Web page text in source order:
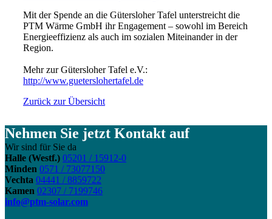
Mit der Spende an die Gütersloher Tafel unterstreicht die
PTM Wärme GmbH ihr Engagement – sowohl im Bereich
Energieeffizienz als auch im sozialen Miteinander in der
Region.
Mehr zur Gütersloher Tafel e.V.:
http://www.gueterslohertafel.de
Zurück zur Übersicht
Nehmen Sie jetzt Kontakt auf
Wir sind für Sie da
Halle (Westf.) 05201 / 15912-0
Minden 0571 / 73077150
Vechta 04441 / 8859722
Kamen 02307 / 7199746
info@ptm-solar.com